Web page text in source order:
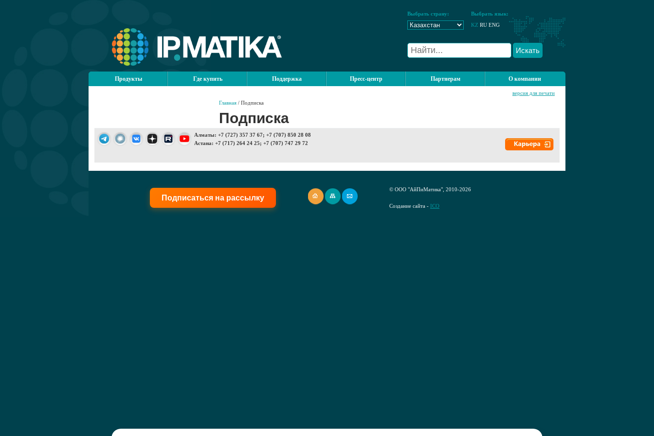
Выбрать страну:
Выбрать язык:
KZ RU ENG
Искать
Продукты Где купить Поддержка Пресс-центр Партнерам О компании
Главная / Подписка
версия для печати
Подписка
Алматы: +7 (727) 357 37 67; +7 (707) 850 28 08
Астана: +7 (717) 264 24 25; +7 (707) 747 29 72
Подписаться на рассылку
© ООО "АйПиМатика", 2010-2026
Создание сайта - ICO